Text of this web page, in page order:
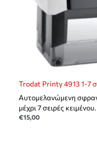
Trodat Printy 4913 1-7
Αυτομελανώμενη
μέχρι 7 σειρές κειμένου.
€15,00